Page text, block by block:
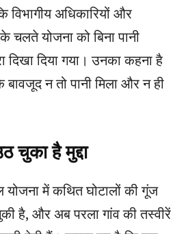
विभागीय अधिकारियों और
चलते योजना को बिना पानी
दिखा दिया गया। उनका कहना है
न तो पानी मिला और न ही
चुका है मुद्दा
में कथित घोटालों की गूंज
है, और अब परला गांव की तस्वीरें